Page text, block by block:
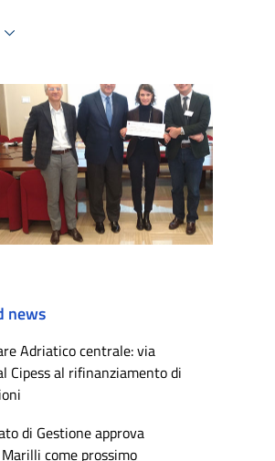
news
Adriatico centrale: via
Cipess al rifinanziamento di
di Gestione approva
come prossimo